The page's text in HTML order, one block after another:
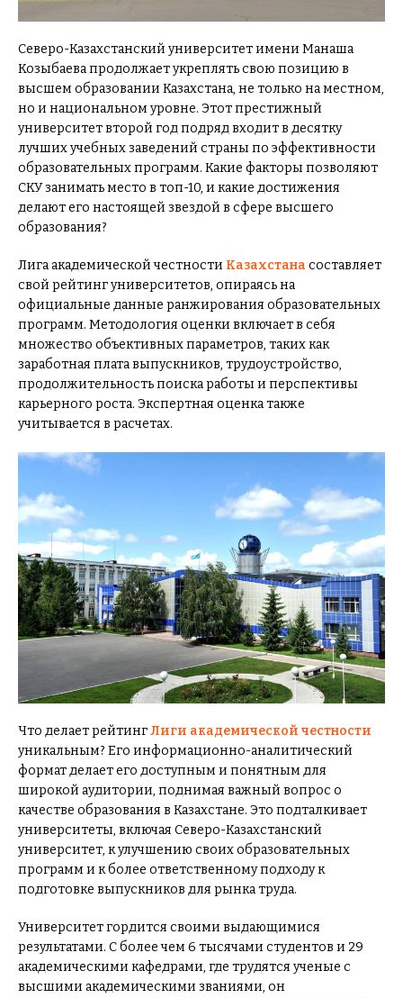
Северо-Казахстанский университет имени Манаша
Козыбаева продолжает укреплять свою позицию в
высшем образовании Казахстана, не только на местном,
но и национальном уровне. Этот престижный
университет второй год подряд входит в десятку
лучших учебных заведений страны по эффективности
образовательных программ. Какие факторы позволяют
СКУ занимать место в топ-10, и какие достижения
делают его настоящей звездой в сфере высшего
образования?
Лига академической честности Казахстана составляет
свой рейтинг университетов, опираясь на
официальные данные ранжирования образовательных
программ. Методология оценки включает в себя
множество объективных параметров, таких как
заработная плата выпускников, трудоустройство,
продолжительность поиска работы и перспективы
карьерного роста. Экспертная оценка также
учитывается в расчетах.
Что делает рейтингЛиги академической честности
уникальным? Его информационно-аналитический
формат делает его доступным и понятным для
широкой аудитории, поднимая важный вопрос о
качестве образования в Казахстане. Это подталкивает
университеты, включая Северо-Казахстанский
университет, к улучшению своих образовательных
программ и к более ответственному подходу к
подготовке выпускников для рынка труда.
Университет гордится своими выдающимися
результатами. С более чем 6 тысячами студентов и 29
академическими кафедрами, где трудятся ученые с
высшими академическими званиями, он